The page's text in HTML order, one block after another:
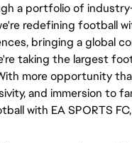
a portfolio of
redefining football
bringing a global
taking the largest
more opportunity
and immersion to
with EA SPORTS